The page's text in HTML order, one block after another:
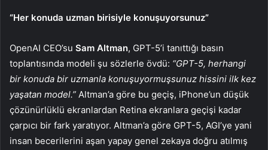
“Her konuda uzman birisiyle konuşuyorsunuz”
OpenAI CEO’su Sam Altman, GPT-5’i tanıttığı basın
toplantısında modeli şu sözlerle övdü: “GPT-5, herhangi
bir konuda bir uzmanla konuşuyormuşsunuz hissini ilk kez
yaşatan model.” Altman’a göre bu geçiş, iPhone’un düşük
çözünürlüklü ekranlardan Retina ekranlara geçişi kadar
çarpıcı bir fark yaratıyor. Altman’a göre GPT-5, AGI’ye yani
insan becerilerini aşan yapay genel zekaya doğru atılmış